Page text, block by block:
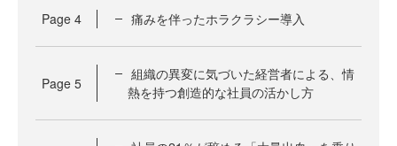
Page 4 痛みを伴ったホラクラシー導入
Page 5
組織の異変に気づいた経営者による、情
熱を持つ創造的な社員の活かし方